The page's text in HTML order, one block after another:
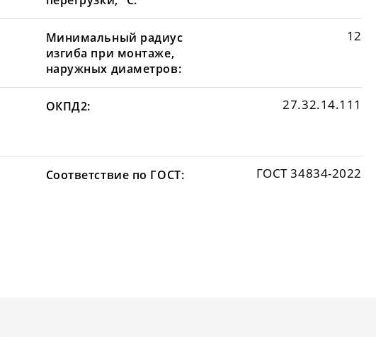
Минимальный радиус
изгиба при монтаже,
наружных диаметров:
12
ОКПД2: 27.32.14.111
Соответствие по ГОСТ: ГОСТ 34834-2022